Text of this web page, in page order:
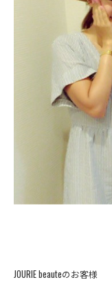
JOURIE beauteのお客様